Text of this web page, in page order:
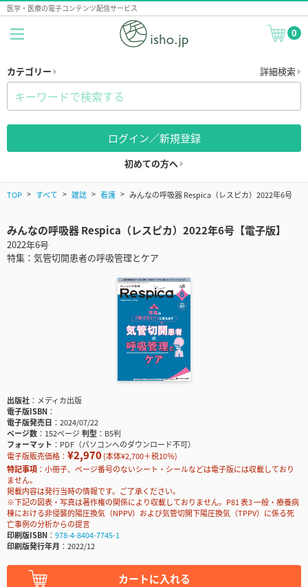
医学・医療の電子コンテンツ配信サービス
0
カテゴリー 詳細検索
ログイン／新規登録
初めての方へ
TOP すべて 雑誌 看護 みんなの呼吸器 Respica（レスピカ）2022年6号
みんなの呼吸器 Respica（レスピカ）2022年6号【電子版】
2022年6号
特集：気管切開患者の呼吸管理とケア
出版社
メディカ出版
電子版ISBN
電子版発売日
2024/07/22
ページ数
152ページ判型
B5判
フォーマット
PDF（パソコンへのダウンロード不可）
電子版販売価格： ¥2,970(本体¥2,700＋税10％)
特記事項
小冊子、ページ番号のないシート・シールなどは電子版には収載しており
ません。
掲載内容は発行当時の情報です。ご了承ください。
※下記の図表・写真は著作権の関係により収載しておりません。P81 表3 一般・療養病
棟における非侵襲的陽圧換気（NPPV）および気管切開下陽圧換気（TPPV）に係る死
亡事例の分析からの提言
印刷版ISBN
978-4-8404-7745-1
印刷版発行年月
2022/12
カートに入れる